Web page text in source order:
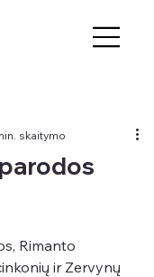
skaitymo
Rimanto
ir Zervynų